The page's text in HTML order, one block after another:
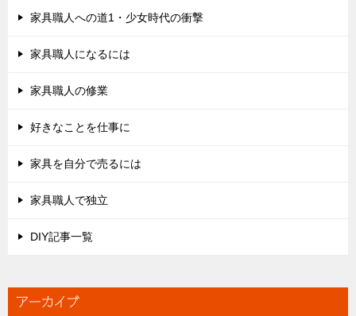
家具職人への道1・少女時代の衝撃
家具職人になるには
家具職人の修業
好きなことを仕事に
家具を自分で売るには
家具職人で独立
DIY記事一覧
アーカイブ